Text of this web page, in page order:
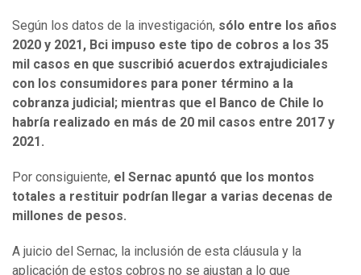
Según los datos de la investigación, sólo entre los años
2020 y 2021, Bci impuso este tipo de cobros a los 35
mil casos en que suscribió acuerdos extrajudiciales
con los consumidores para poner término a la
cobranza judicial; mientras que el Banco de Chile lo
habría realizado en más de 20 mil casos entre 2017 y
2021.
Por consiguiente, el Sernac apuntó que los montos
totales a restituir podrían llegar a varias decenas de
millones de pesos.
A juicio del Sernac, la inclusión de esta cláusula y la
aplicación de estos cobros no se ajustan a lo que